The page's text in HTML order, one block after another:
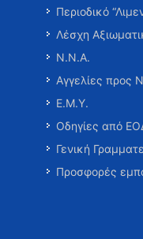
Περιοδικό
Λέσχη
Ν.Ν.Α.
Αγγελίες προς
Ε.Μ.Υ.
Οδηγίες από
Γενική
Προσφορές